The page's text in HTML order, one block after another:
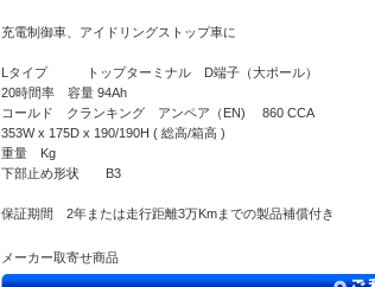
充電制御車、アイドリングストップ車に
Lタイプ トップターミナル D端子（大ポール）
20時間率 容量 94Ah
コールド クランキング アンペア（EN) 860 CCA
353W x 175D x 190/190H ( 総高/箱高 )
重量 Kg
下部止め形状 B3
保証期間 2年または走行距離3万Kmまでの製品補償付き
メーカー取寄せ商品